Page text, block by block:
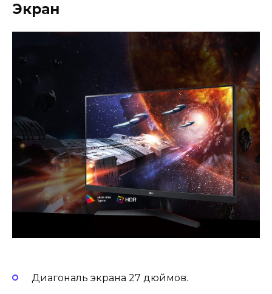
Экран
Диагональ экрана 27 дюймов.